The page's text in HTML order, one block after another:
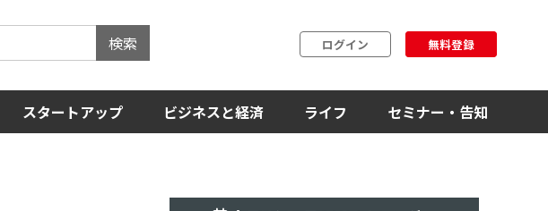
検索 ログイン 無料登録
スタートアップ ビジネスと経済 ライフ セミナー・告知